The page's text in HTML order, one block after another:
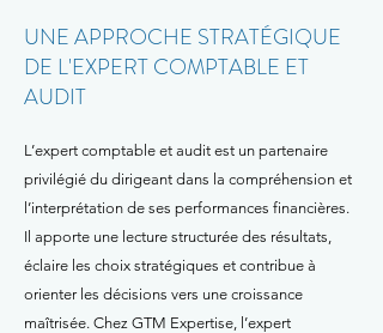
UNE APPROCHE STRATÉGIQUE
DE L'EXPERT COMPTABLE ET
AUDIT
L’expert comptable et audit est un partenaire
privilégié du dirigeant dans la compréhension et
l’interprétation de ses performances financières.
Il apporte une lecture structurée des résultats,
éclaire les choix stratégiques et contribue à
orienter les décisions vers une croissance
maîtrisée. Chez GTM Expertise, l’expert